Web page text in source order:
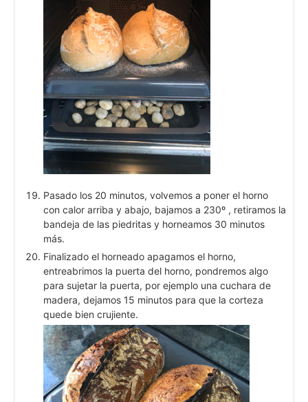
Pasado los 20 minutos, volvemos a poner el horno
con calor arriba y abajo, bajamos a 230º , retiramos la
bandeja de las piedritas y horneamos 30 minutos
más.
Finalizado el horneado apagamos el horno,
entreabrimos la puerta del horno, pondremos algo
para sujetar la puerta, por ejemplo una cuchara de
madera, dejamos 15 minutos para que la corteza
quede bien crujiente.